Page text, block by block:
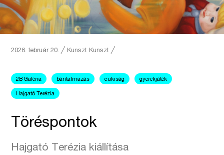
2026. február 20.╱ Kunszt Kunszt ╱
2B Galéria bántalmazás cukiság gyerekjáték
Hajgató Terézia
Töréspontok
Hajgató Terézia kiállítása